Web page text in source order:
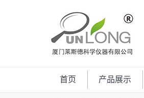
首页 产品展示